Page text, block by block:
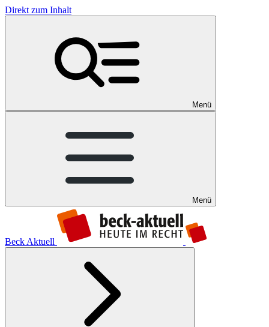
Direkt zum Inhalt
Menü
Menü
Beck Aktuell